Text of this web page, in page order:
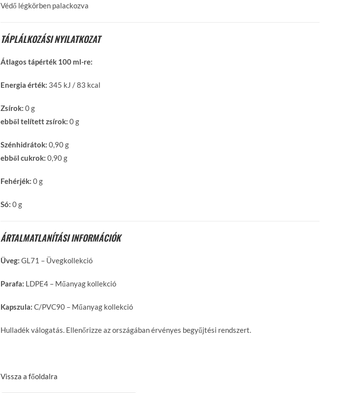
Védő légkörben palackozva
TÁPLÁLKOZÁSI NYILATKOZAT
Átlagos tápérték 100 ml-re:
Energia érték: 345 kJ / 83 kcal
Zsírok: 0 g
ebből telített zsírok: 0 g
Szénhidrátok: 0,90 g
ebből cukrok: 0,90 g
Fehérjék: 0 g
Só: 0 g
ÁRTALMATLANÍTÁSI INFORMÁCIÓK
Üveg: GL71 – Üvegkollekció
Parafa: LDPE4 – Műanyag kollekció
Kapszula: C/PVC90 – Műanyag kollekció
Hulladék válogatás. Ellenőrizze az országában érvényes begyűjtési rendszert.
Vissza a főoldalra